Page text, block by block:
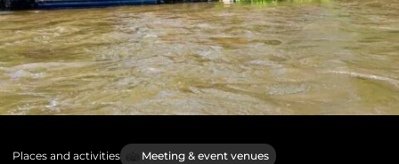
Places and activities Meeting & event venues